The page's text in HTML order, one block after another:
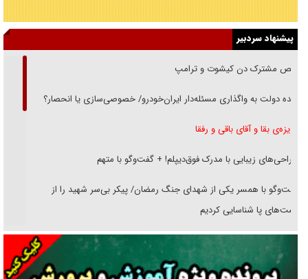
پیشنهاد سردبیر
رقص مشترک دن کیشوت و ترامپ
دنده دولت به واگذاری مسئله‌دار ایران‌خودرو/ خصوصی‌سازی یا انحصار؟
غریزه‌ی بقا و آقای باقی و رفقا
جراحی‌های زیبایی با مدرک فوق‌دیپلم! + گفت‌وگو با متهم
گفت‌وگو با همسر یکی از شهدای جنگ رمضان/ پیکر بی‌سر شهید را از
انگشت‌های پا شناسایی کردیم
نسلی که آنلاین الگو می‌گیرد
گفت‌وگو با آیت‌الله جاودان/ جفای مخالفان مکانت معنوی رهبر شهید را